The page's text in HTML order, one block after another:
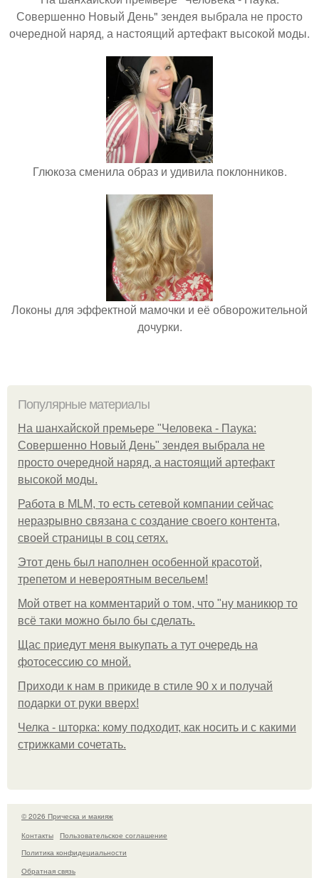
Совершенно Новый День" зендея выбрала не просто
очередной наряд, а настоящий артефакт высокой моды.
Глюкоза сменила образ и удивила поклонников.
Локоны для эффектной мамочки и её обворожительной
дочурки.
Популярные материалы
На шанхайской премьере "Человека - Паука:
Совершенно Новый День" зендея выбрала не
просто очередной наряд, а настоящий артефакт
высокой моды.
Работа в MLM, то есть сетевой компании сейчас
неразрывно связана с создание своего контента,
своей страницы в соц сетях.
Этот день был наполнен особенной красотой,
трепетом и невероятным весельем!
Мой ответ на комментарий о том, что "ну маникюр то
всё таки можно было бы сделать.
Щас приедут меня выкупать а тут очередь на
фотосессию со мной.
Приходи к нам в прикиде в стиле 90 х и получай
подарки от руки вверх!
Челка - шторка: кому подходит, как носить и с какими
стрижками сочетать.
© 2026 Прическа и макияж
Контакты
Пользовательское соглашение
Политика конфидециальности
Обратная связь